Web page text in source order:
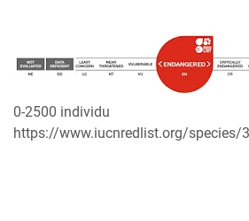
0-2500 individu
https://www.iucnredlist.org/species/